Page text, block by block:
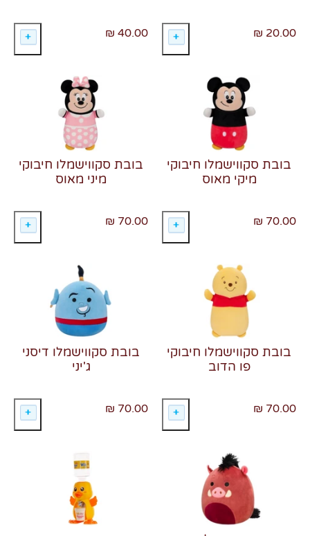
20.00 ₪
40.00 ₪
בובת סקווישמלו חיבוקי
מיקי מאוס
70.00 ₪
בובת סקווישמלו חיבוקי
מיני מאוס
70.00 ₪
בובת סקווישמלו חיבוקי
פו הדוב
70.00 ₪
בובת סקווישמלו דיסני
ג'יני
70.00 ₪